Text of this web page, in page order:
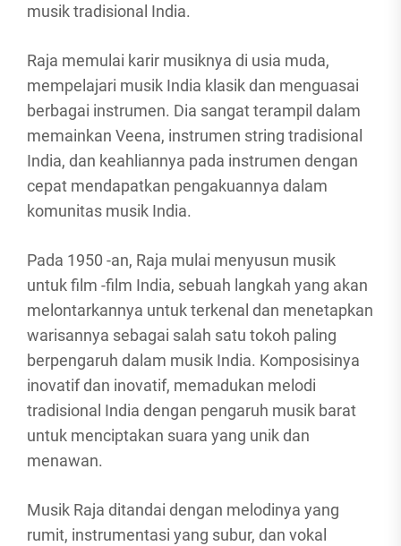
musik tradisional India.
Raja memulai karir musiknya di usia muda,
mempelajari musik India klasik dan menguasai
berbagai instrumen. Dia sangat terampil dalam
memainkan Veena, instrumen string tradisional
India, dan keahliannya pada instrumen dengan
cepat mendapatkan pengakuannya dalam
komunitas musik India.
Pada 1950 -an, Raja mulai menyusun musik
untuk film -film India, sebuah langkah yang akan
melontarkannya untuk terkenal dan menetapkan
warisannya sebagai salah satu tokoh paling
berpengaruh dalam musik India. Komposisinya
inovatif dan inovatif, memadukan melodi
tradisional India dengan pengaruh musik barat
untuk menciptakan suara yang unik dan
menawan.
Musik Raja ditandai dengan melodinya yang
rumit, instrumentasi yang subur, dan vokal